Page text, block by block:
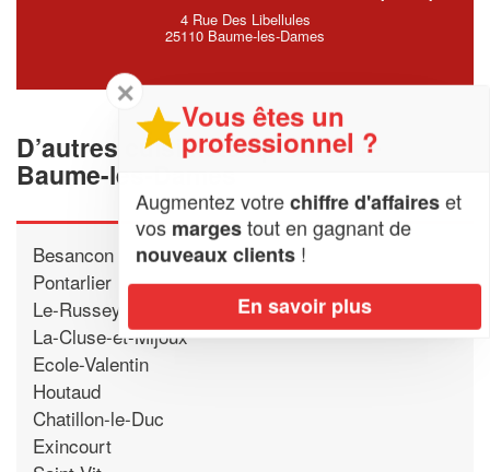
4 Rue Des Libellules
25110 Baume-les-Dames
D’autres cuisinistes proche de
Baume-les-Dames
Besancon
Pontarlier
Le-Russey
La-Cluse-et-Mijoux
Ecole-Valentin
Houtaud
Chatillon-le-Duc
Exincourt
✕
Vous êtes un
professionnel ?
Augmentez votrechiffre d'affaireset
vos margestout en gagnant de
nouveaux clients !
En savoir plus